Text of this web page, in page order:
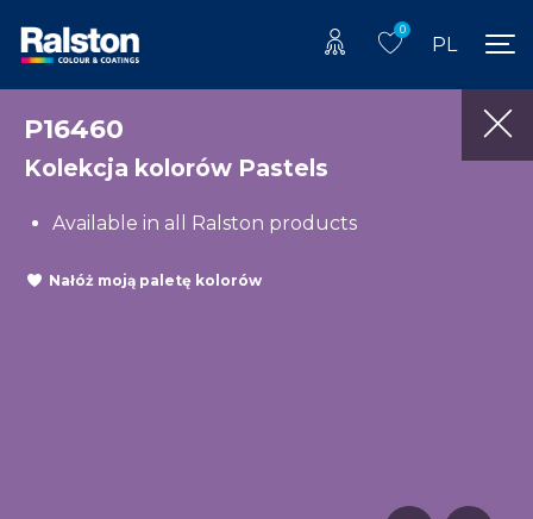
0
PL
P16460
Kolekcja kolorów Pastels
Available in all Ralston products
Nałóż moją paletę kolorów